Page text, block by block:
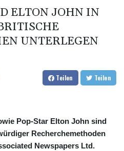
ELTON JOHN IN
UNTERLEGEN
Teilen Teilen
Pop-Star Elton John sind
Recherchemethoden
Newspapers Ltd.